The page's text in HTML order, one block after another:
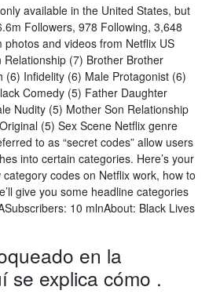
available in the United States, but
Followers, 978 Following, 3,648
photos and videos from Netflix US
Relationship (7) Brother Brother
(6) Infidelity (6) Male Protagonist (6)
Comedy (5) Father Daughter
Nudity (5) Mother Son Relationship
(5) Sex Scene Netflix genre
to as “secret codes” allow users
into certain categories. Here’s your
codes on Netflix work, how to
give you some headline categories
10 mlnAbout: Black Lives
en la
se explica cómo .